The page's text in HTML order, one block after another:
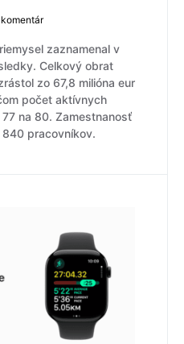
zaznamenal v
Celkový obrat
zo 67,8 milióna eur
počet aktívnych
na 80. Zamestnanosť
pracovníkov.